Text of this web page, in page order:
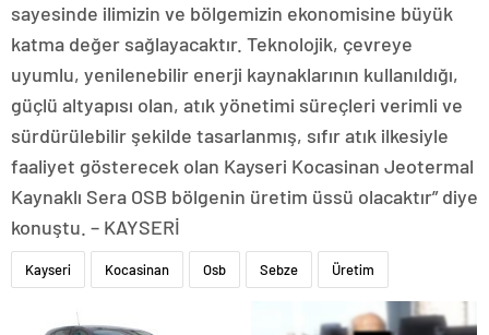
sayesinde ilimizin ve bölgemizin ekonomisine büyük
katma değer sağlayacaktır. Teknolojik, çevreye
uyumlu, yenilenebilir enerji kaynaklarının kullanıldığı,
güçlü altyapısı olan, atık yönetimi süreçleri verimli ve
sürdürülebilir şekilde tasarlanmış, sıfır atık ilkesiyle
faaliyet gösterecek olan Kayseri Kocasinan Jeotermal
Kaynaklı Sera OSB bölgenin üretim üssü olacaktır” diye
konuştu. – KAYSERİ
Kayseri Kocasinan Osb Sebze Üretim